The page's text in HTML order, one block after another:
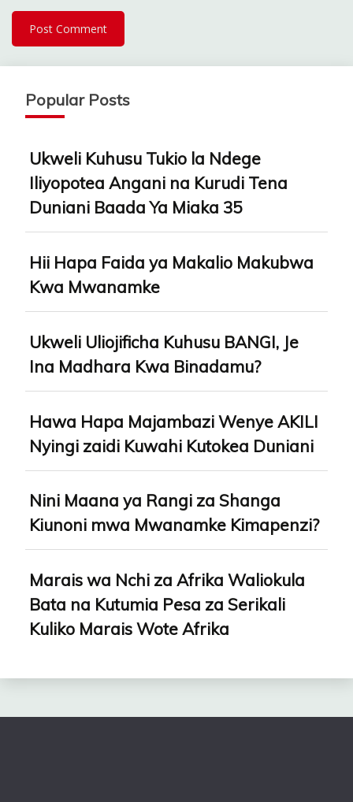
Popular Posts
Ukweli Kuhusu Tukio la Ndege
Iliyopotea Angani na Kurudi Tena
Duniani Baada Ya Miaka 35
Hii Hapa Faida ya Makalio Makubwa
Kwa Mwanamke
Ukweli Uliojificha Kuhusu BANGI, Je
Ina Madhara Kwa Binadamu?
Hawa Hapa Majambazi Wenye AKILI
Nyingi zaidi Kuwahi Kutokea Duniani
Nini Maana ya Rangi za Shanga
Kiunoni mwa Mwanamke Kimapenzi?
Marais wa Nchi za Afrika Waliokula
Bata na Kutumia Pesa za Serikali
Kuliko Marais Wote Afrika